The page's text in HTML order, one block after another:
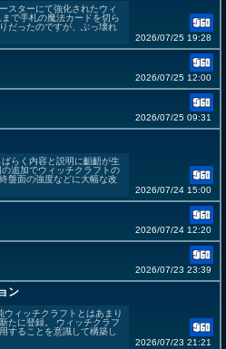
スターにて強化されたウィ
で手札の魔法カードを切ら
だったのですが、ぶっ壊れ
2026/07/25 19:28
2026/07/25 12:00
2026/07/25 09:31
らく内容と説明に齟齬が生
追加でウィッチクラフトの
盤面の強度などに大幅な改
2026/07/24 15:00
2026/07/24 12:20
2026/07/23 23:39
ン
ィッチクラフトとはあまり
たに登録。 ウィッチクラフ
することを意識して構築し
2026/07/23 21:21